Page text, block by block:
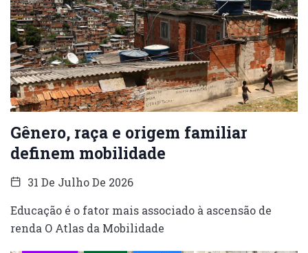
Gênero, raça e origem familiar
definem mobilidade
31 De Julho De 2026
Educação é o fator mais associado à ascensão de
renda O Atlas da Mobilidade